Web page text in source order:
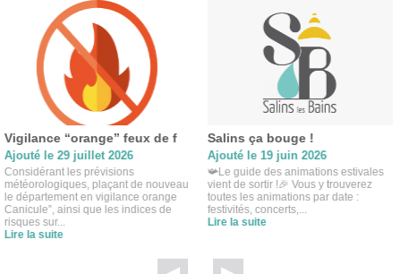
Vigilance “orange” feux de f
Ajouté le 29 juillet 2026
Considérant les prévisions
météorologiques, plaçant de nouveau
le département en vigilance orange
Canicule”, ainsi que les indices de
risques sur...
Lire la suite
Salins ça bouge !
Ajouté le 19 juin 2026
📯Le guide des animations estivales
vient de sortir !🎉 Vous y trouverez
toutes les animations par date :
festivités, concerts,...
Lire la suite